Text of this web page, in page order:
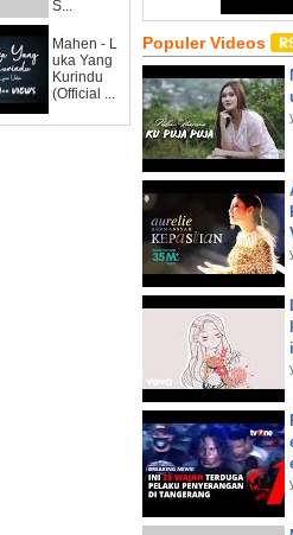
S...
Mahen - L
uka Yang
Kurindu
(Official ...
Populer Videos